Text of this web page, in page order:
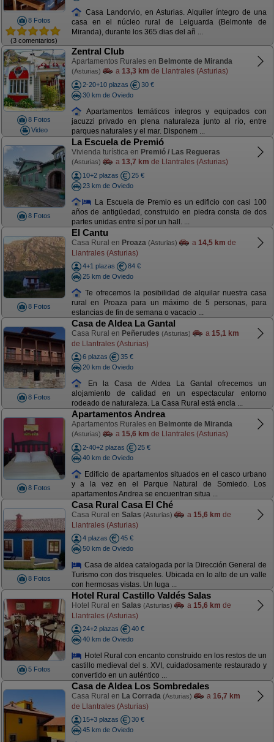
8 Fotos
(3 comentarios)
Casa Landorvio, en Asturias. Alquiler íntegro de una
casa en el núcleo rural de Leiguarda (Belmonte de
Miranda), durante los 365 dias del añ ...
8 Fotos
Video
Zentral Club
Apartamentos Rurales en Belmonte de Miranda
(Asturias) a 13,3 km de Llantrales (Asturias)
2-20+10 plazas
30 €
30 km de Oviedo
Apartamentos temáticos íntegros y equipados con
jacuzzi privado en plena naturaleza junto al río, entre
parques naturales y el mar. Disponem ...
8 Fotos
La Escuela de Premió
Vivienda turística en Premió / Las Regueras
(Asturias) a 13,7 km de Llantrales (Asturias)
10+2 plazas
25 €
23 km de Oviedo
La Escuela de Premio es un edificio con casi 100
años de antigüedad, construido en piedra consta de dos
partes unidas entre sí por un hall. ...
8 Fotos
El Cantu
Casa Rural en Proaza (Asturias) a 14,5 km de
Llantrales (Asturias)
4+1 plazas
84 €
25 km de Oviedo
Te ofrecemos la posibilidad de alquilar nuestra casa
rural en Proaza para un máximo de 5 personas, para
estancias de fin de semana o vacacio ...
8 Fotos
Casa de Aldea La Gantal
Casa Rural en Peñerudes (Asturias) a 15,1 km
de Llantrales (Asturias)
6 plazas
35 €
20 km de Oviedo
En la Casa de Aldea La Gantal ofrecemos un
alojamiento de calidad en un espectacular entorno
rodeado de naturaleza. La Casa Rural está encla ...
8 Fotos
Apartamentos Andrea
Apartamentos Rurales en Belmonte de Miranda
(Asturias) a 15,6 km de Llantrales (Asturias)
2-40+2 plazas
25 €
40 km de Oviedo
Edificio de apartamentos situados en el casco urbano
y a la vez en el Parque Natural de Somiedo. Los
apartamentos Andrea se encuentran situa ...
8 Fotos
Casa Rural Casa El Ché
Casa Rural en Salas (Asturias) a 15,6 km de
Llantrales (Asturias)
4 plazas
45 €
50 km de Oviedo
Casa de aldea catalogada por la Dirección General de
Turismo con dos trisqueles. Ubicada en lo alto de un valle
con hermosas vistas. Un luga ...
5 Fotos
Hotel Rural Castillo Valdés Salas
Hotel Rural en Salas (Asturias) a 15,6 km de
Llantrales (Asturias)
24+2 plazas
40 €
40 km de Oviedo
Hotel Rural con encanto construido en los restos de un
castillo medieval del s. XVI, cuidadosamente restaurado y
convertido en un auténtico ...
Casa de Aldea Los Sombredales
Casa Rural en La Corrada (Asturias) a 16,7 km
de Llantrales (Asturias)
15+3 plazas
30 €
45 km de Oviedo